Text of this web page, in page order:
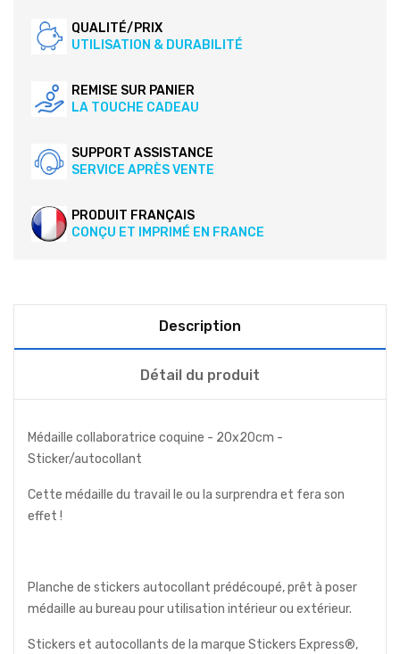
QUALITÉ/PRIX
UTILISATION & DURABILITÉ
REMISE SUR PANIER
LA TOUCHE CADEAU
SUPPORT ASSISTANCE
SERVICE APRÈS VENTE
PRODUIT FRANÇAIS
CONÇU ET IMPRIMÉ EN FRANCE
Description
Détail du produit
Médaille collaboratrice coquine - 20x20cm -
Sticker/autocollant
Cette médaille du travail le ou la surprendra et fera son
effet !
Planche de stickers autocollant prédécoupé, prêt à poser
médaille au bureau pour utilisation intérieur ou extérieur.
Stickers et autocollants de la marque Stickers Express®,